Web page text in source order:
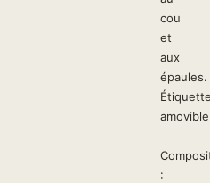
cou
et
aux
épaules.
: